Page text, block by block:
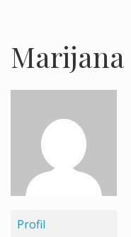
Marijana
Profil